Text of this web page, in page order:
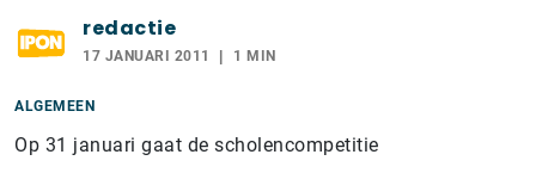
redactie
17 JANUARI 2011 1 MIN
ALGEMEEN
Op 31 januari gaat de scholencompetitie